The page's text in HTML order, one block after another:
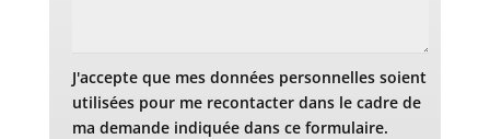
J'accepte que mes données personnelles soient
utilisées pour me recontacter dans le cadre de
ma demande indiquée dans ce formulaire.